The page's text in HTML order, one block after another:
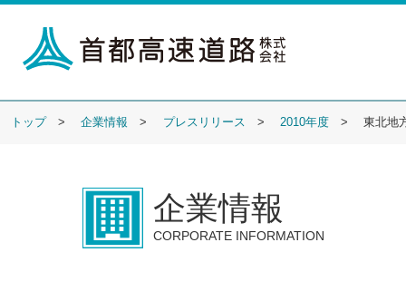
トップ 企業情報 プレスリリース 2010年度 東北地
企業情報
CORPORATE INFORMATION